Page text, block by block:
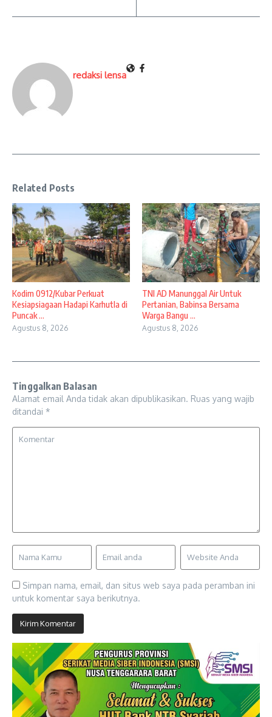
redaksi lensa
Related Posts
Kodim 0912/Kubar Perkuat
Kesiapsiagaan Hadapi Karhutla di
Puncak ...
Agustus 8, 2026
TNI AD Manunggal Air Untuk
Pertanian, Babinsa Bersama
Warga Bangu ...
Agustus 8, 2026
Tinggalkan Balasan
Alamat email Anda tidak akan dipublikasikan. Ruas yang wajib
ditandai *
Simpan nama, email, dan situs web saya pada peramban ini
untuk komentar saya berikutnya.